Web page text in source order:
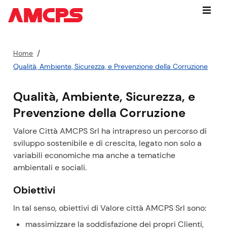
Vai
subito
contenuto
cerca
nel
piede
pagina
Menu
P
e
o
r
o
a
t
t
u
l
e
Home
Qualità, Ambiente, Sicurezza, e Prevenzione della Corruzione
Qualità, Ambiente, Sicurezza, e
Prevenzione della Corruzione
Valore Città AMCPS Srl ha intrapreso un percorso di
sviluppo sostenibile e di crescita, legato non solo a
variabili economiche ma anche a tematiche
ambientali e sociali.
Obiettivi
In tal senso, obiettivi di Valore città AMCPS Srl sono:
massimizzare la soddisfazione dei propri Clienti,